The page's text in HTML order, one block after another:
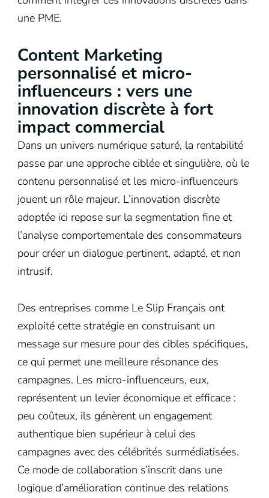
une PME.
Content Marketing
personnalisé et micro-
influenceurs : vers une
innovation discrète à fort
impact commercial
Dans un univers numérique saturé, la rentabilité
passe par une approche ciblée et singulière, où le
contenu personnalisé et les micro-influenceurs
jouent un rôle majeur. L’innovation discrète
adoptée ici repose sur la segmentation fine et
l’analyse comportementale des consommateurs
pour créer un dialogue pertinent, adapté, et non
intrusif.
Des entreprises comme Le Slip Français ont
exploité cette stratégie en construisant un
message sur mesure pour des cibles spécifiques,
ce qui permet une meilleure résonance des
campagnes. Les micro-influenceurs, eux,
représentent un levier économique et efficace :
peu coûteux, ils génèrent un engagement
authentique bien supérieur à celui des
campagnes avec des célébrités surmédiatisées.
Ce mode de collaboration s’inscrit dans une
logique d’amélioration continue des relations